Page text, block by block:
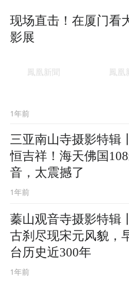
现场直击！在厦门看
影展
1年前
三亚南山寺摄影特辑
恒吉祥！海天佛国
音，太震撼了
1年前
蓁山观音寺摄影特辑
古刹尽现宋元风貌，
台历史近300年
1年前